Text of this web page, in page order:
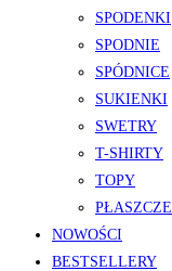
SPODENKI
SPODNIE
SPÓDNICE
SUKIENKI
SWETRY
T-SHIRTY
TOPY
PŁASZCZE
NOWOŚCI
BESTSELLERY